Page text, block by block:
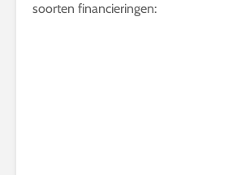
soorten financieringen: